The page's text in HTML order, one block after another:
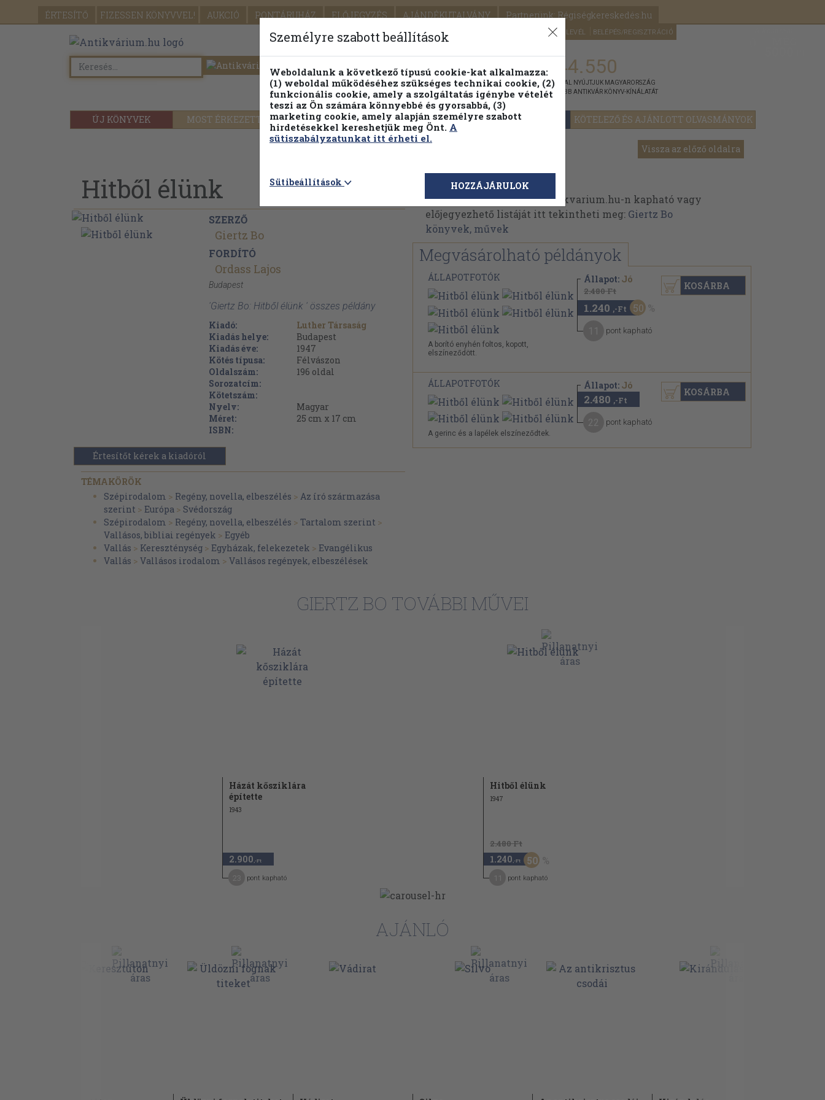
ÉRTESÍTŐ FIZESSEN KÖNYVVEL! AUKCIÓ PONTÁRUHÁZ ELŐJEGYZÉS AJÁNDÉKUTALVÁNY Partnerünk: Régiségkereskedés.hu
SEGÍTSÉG HÍRLEVÉL BELÉPÉS/REGISZTRÁCIÓ
ÚJ KÖNYVEK MOST ÉRKEZETT PILLANATNYI ÁRAINK FENNTARTHATÓ OLVASMÁNYOK KÖTELEZŐ ÉS AJÁNLOTT OLVASMÁNYOK
Részletes kereső Témaköri fa 1.144.550
KIADVÁNNYAL NYÚJTJUK MAGYARORSZÁG
LEGNAGYOBB ANTIKVÁR KÖNYV-KÍNÁLATÁT
Vissza az előző oldalra
Hitből élünk
SZERZŐ
Giertz Bo
FORDÍTÓ
Ordass Lajos
Budapest
'Giertz Bo: Hitből élünk ' összes példány
Kiadó:
Luther Társaság
Kiadás helye:
Budapest
Kiadás éve:
1947
Kötés típusa:
Félvászon
Oldalszám:
196 oldal
Sorozatcím:
Kötetszám:
Nyelv:
Magyar
Méret:
25 cm x 17 cm
ISBN:
Értesítőt kérek a kiadóról
TÉMAKÖRÖK
Szépirodalom > Regény, novella, elbeszélés > Az író származása
szerint > Európa > Svédország
Szépirodalom > Regény, novella, elbeszélés > Tartalom szerint >
Vallásos, bibliai regények > Egyéb
Vallás > Kereszténység > Egyházak, felekezetek > Evangélikus
Vallás > Vallásos irodalom > Vallásos regények, elbeszélések
Giertz Bo
Giertz Bo műveinek az Antikvarium.hu-n kapható vagy
előjegyezhető listáját itt tekintheti meg: Giertz Bo
könyvek, művek
Megvásárolható példányok
ÁLLAPOTFOTÓK
A borító enyhén foltos, kopott,
elszíneződött.
Állapot: Jó
2.480 Ft
1.240 ,-Ft 50
pont kapható
KOSÁRBA
ÁLLAPOTFOTÓK
A gerinc és a lapélek elszíneződtek.
Állapot: Jó
2.480 ,-Ft
pont kapható
KOSÁRBA
GIERTZ BO TOVÁBBI MŰVEI
Házát kősziklára
építette
1943
2.900 ,-Ft
pont kapható
Hitből élünk
1947
2.480 Ft
1.240 ,-Ft 50
pont kapható
AJÁNLÓ
Személyre szabott beállítások
Weboldalunk a következő típusú cookie-kat alkalmazza:
(1) weboldal működéséhez szükséges technikai cookie, (2)
funkcionális cookie, amely a szolgáltatás igénybe vételét
teszi az Ön számára könnyebbé és gyorsabbá, (3)
marketing cookie, amely alapján személyre szabott
hirdetésekkel kereshetjük meg Önt. A
sütiszabályzatunkat itt érheti el.
Sütibeállítások HOZZÁJÁRULOK